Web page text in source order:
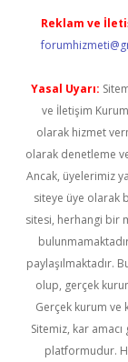
Reklam ve
Yasal Uyarı:
ve İletişim
olarak hizmet
olarak denetleme
Ancak, üyelerimiz
siteye üye olarak
sitesi, herhangi bir
paylaşılmaktadır.
olup, gerçek
Gerçek kurum
Sitemiz, kar
platformudur.